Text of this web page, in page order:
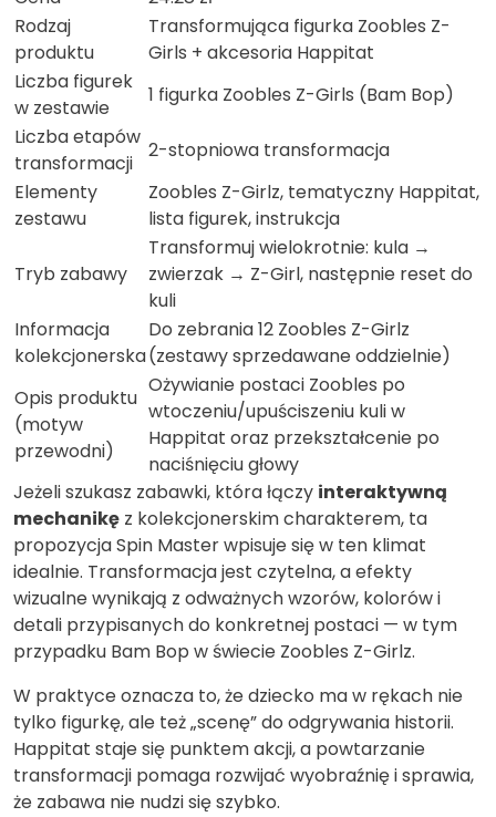
Rodzaj
produktu
Transformująca figurka Zoobles Z-
Girls + akcesoria Happitat
Liczba figurek
w zestawie
1 figurka Zoobles Z-Girls (Bam Bop)
Liczba etapów
transformacji
2-stopniowa transformacja
Elementy
zestawu
Zoobles Z-Girlz, tematyczny Happitat,
lista figurek, instrukcja
Tryb zabawy
Transformuj wielokrotnie: kula →
zwierzak → Z-Girl, następnie reset do
kuli
Informacja
kolekcjonerska
Do zebrania 12 Zoobles Z-Girlz
(zestawy sprzedawane oddzielnie)
Opis produktu
(motyw
przewodni)
Ożywianie postaci Zoobles po
wtoczeniu/upuściszeniu kuli w
Happitat oraz przekształcenie po
naciśnięciu głowy
Jeżeli szukasz zabawki, która łączy interaktywną
mechanikę z kolekcjonerskim charakterem, ta
propozycja Spin Master wpisuje się w ten klimat
idealnie. Transformacja jest czytelna, a efekty
wizualne wynikają z odważnych wzorów, kolorów i
detali przypisanych do konkretnej postaci — w tym
przypadku Bam Bop w świecie Zoobles Z-Girlz.
W praktyce oznacza to, że dziecko ma w rękach nie
tylko figurkę, ale też „scenę” do odgrywania historii.
Happitat staje się punktem akcji, a powtarzanie
transformacji pomaga rozwijać wyobraźnię i sprawia,
że zabawa nie nudzi się szybko.